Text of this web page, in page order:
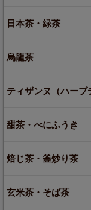
日本茶・緑茶
烏龍茶
ティザンヌ（ハーブ
甜茶・べにふうき
焙じ茶・釜炒り茶
玄米茶・そば茶